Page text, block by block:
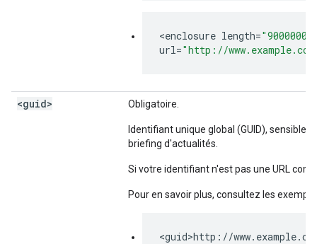
<enclosure length="9000000"
url="http://
<guid> Obligatoire.
Identifiant unique global (GUID), sensible
briefing d'actualités.
Si votre identifiant n'est pas une URL
Pour en savoir plus, consultez les
<guid>http://